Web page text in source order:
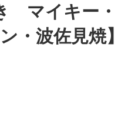
マイキー・
・波佐見焼】